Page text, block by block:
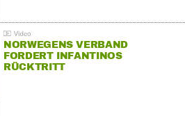
NORWEGENS VERBAND
FORDERT INFANTINOS
RÜCKTRITT